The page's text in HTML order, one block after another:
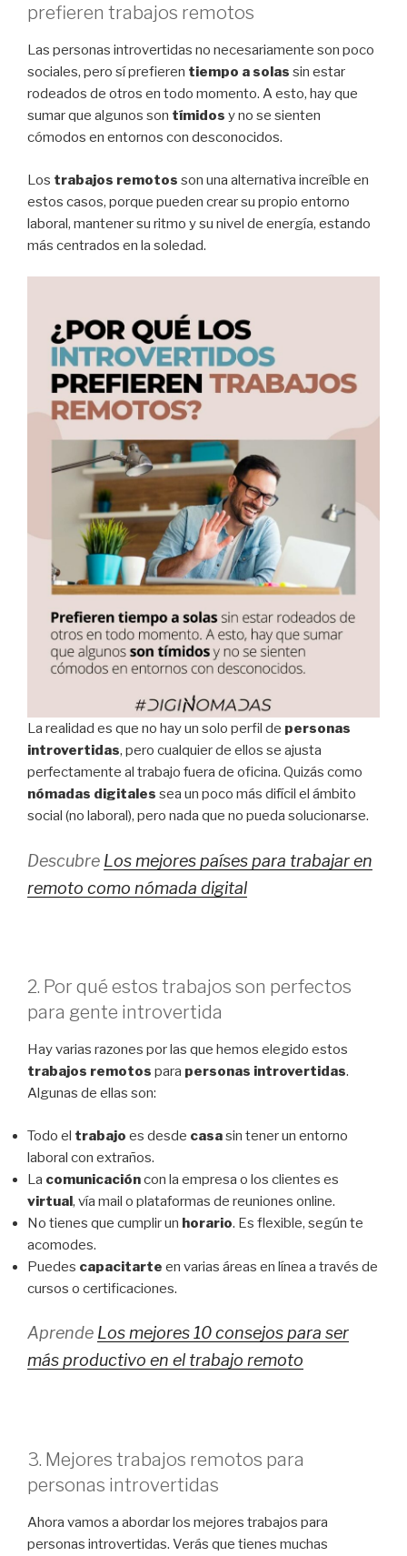
prefieren trabajos remotos
Las personas introvertidas no necesariamente son poco
sociales, pero sí prefieren tiempo a solas sin estar
rodeados de otros en todo momento. A esto, hay que
sumar que algunos son tímidos y no se sienten
cómodos en entornos con desconocidos.
Los trabajos remotos son una alternativa increíble en
estos casos, porque pueden crear su propio entorno
laboral, mantener su ritmo y su nivel de energía, estando
más centrados en la soledad.
La realidad es que no hay un solo perfil de personas
introvertidas, pero cualquier de ellos se ajusta
perfectamente al trabajo fuera de oficina. Quizás como
nómadas digitales sea un poco más difícil el ámbito
social (no laboral), pero nada que no pueda solucionarse.
Descubre Los mejores países para trabajar en
remoto como nómada digital
2. Por qué estos trabajos son perfectos
para gente introvertida
Hay varias razones por las que hemos elegido estos
trabajos remotos para personas introvertidas.
Algunas de ellas son:
Todo el trabajo es desde casasin tener un entorno
laboral con extraños.
La comunicacióncon la empresa o los clientes es
virtual, vía mail o plataformas de reuniones online.
No tienes que cumplir un horario. Es flexible, según te
acomodes.
Puedes capacitarte en varias áreas en línea a través de
cursos o certificaciones.
Aprende Los mejores 10 consejos para ser
más productivo en el trabajo remoto
3. Mejores trabajos remotos para
personas introvertidas
Ahora vamos a abordar los mejores trabajos para
personas introvertidas. Verás que tienes muchas